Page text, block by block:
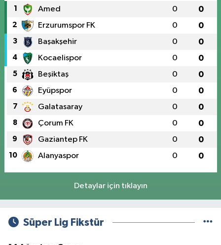
1 Amed 0 0
2 Erzurumspor FK 0 0
3 Başakşehir 0 0
4 Kocaelispor 0 0
5 Beşiktaş 0 0
6 Eyüpspor 0 0
7 Galatasaray 0 0
8 Çorum FK 0 0
9 Gaziantep FK 0 0
10 Alanyaspor 0 0
Detaylar için tıklayın
Süper Lig Fikstür